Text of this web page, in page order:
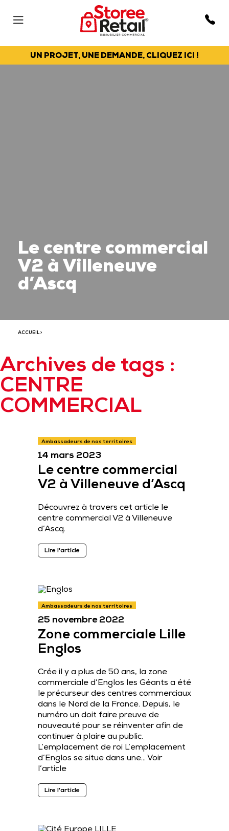
UN PROJET, UNE DEMANDE, CLIQUEZ ICI !
Le centre commercial
V2 à Villeneuve
d’Ascq
ACCUEIL>
Archives de tags :
CENTRE
COMMERCIAL
Ambassadeurs de nos territoires
14 mars 2023
Le centre commercial
V2 à Villeneuve d’Ascq
Découvrez à travers cet article le
centre commercial V2 à Villeneuve
d’Ascq.
Lire l'article
Ambassadeurs de nos territoires
25 novembre 2022
Zone commerciale Lille
Englos
Crée il y a plus de 50 ans, la zone
commerciale d’Englos les Géants a été
le précurseur des centres commerciaux
dans le Nord de la France. Depuis, le
numéro un doit faire preuve de
nouveauté pour se réinventer afin de
continuer à plaire au public.
L’emplacement de roi L’emplacement
d’Englos se situe dans une… Voir
l’article
Lire l'article